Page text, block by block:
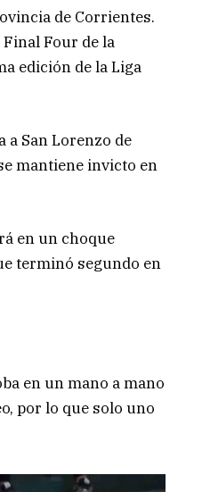
de Corrientes.
Four de la
edición de la Liga
a San Lorenzo de
mantiene invicto en
en un choque
terminó segundo en
en un mano a mano
por lo que solo uno